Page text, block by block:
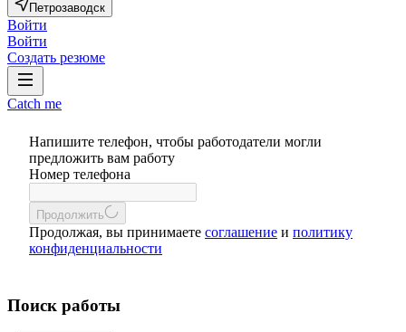
Петрозаводск
Войти
Войти
Создать резюме
Catch me
Напишите телефон, чтобы работодатели могли
предложить вам работу
Номер телефона
Продолжить
Продолжая, вы принимаете соглашение и политику
конфиденциальности
Поиск работы